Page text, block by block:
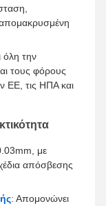
απομακρυσμένη
όλη την
τους φόρους
ΕΕ, τις ΗΠΑ και
με
απόσβεσης
: Απομονώνει